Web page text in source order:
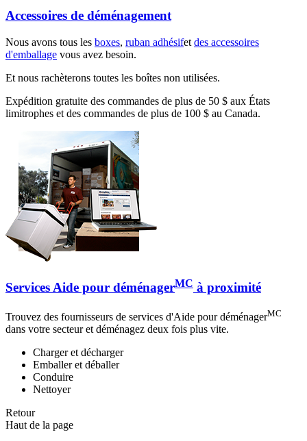
Accessoires de déménagement
Nous avons tous les boxes, ruban adhésifet des accessoires
d'emballage vous avez besoin.
Et nous rachèterons toutes les boîtes non utilisées.
Expédition gratuite des commandes de plus de 50 $ aux États
limitrophes et des commandes de plus de 100 $ au Canada.
Services Aide pour déménagerMC à proximité
Trouvez des fournisseurs de services d'Aide pour déménagerMC
dans votre secteur et déménagez deux fois plus vite.
Charger et décharger
Emballer et déballer
Conduire
Nettoyer
Retour
Haut de la page